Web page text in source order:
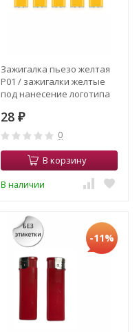
Зажигалка пьезо желтая
Р01 / зажигалки желтые
под нанесение логотипа
28 ₽
0
В корзину
В наличии
-11%